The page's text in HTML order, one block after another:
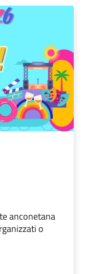
anconetana
o